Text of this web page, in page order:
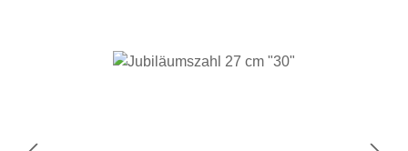
Bildergalerie überspringen